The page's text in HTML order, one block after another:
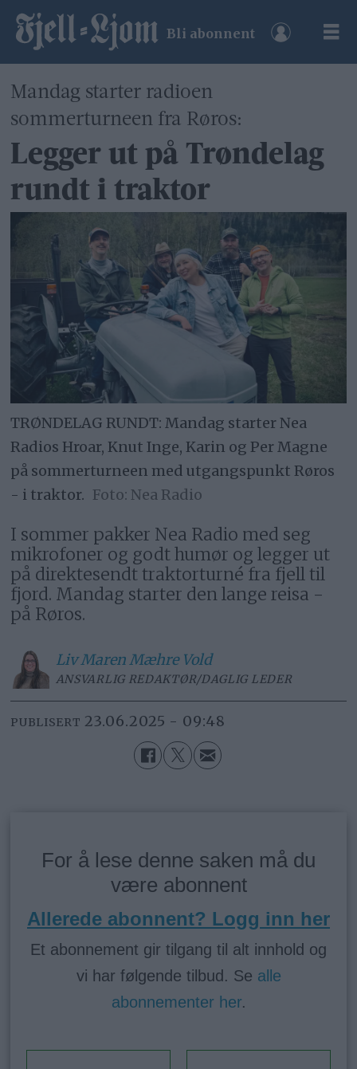
Bli abonnent
Mandag starter radioen
sommerturneen fra Røros:
Legger ut på Trøndelag
rundt i traktor
TRØNDELAG RUNDT: Mandag starter Nea
Radios Hroar, Knut Inge, Karin og Per Magne
på sommerturneen med utgangspunkt Røros
- i traktor.
Nea Radio
I sommer pakker Nea Radio med seg
mikrofoner og godt humør og legger ut
på direktesendt traktorturné fra fjell til
fjord. Mandag starter den lange reisa -
på Røros.
Liv MarenMæhre Vold
ANSVARLIG REDAKTØR/DAGLIG LEDER
PUBLISERT 23.06.2025 - 09:48
For å lese denne saken må du
være abonnent
Allerede abonnent? Logg inn her
Et abonnement gir tilgang til alt innhold og
vi har følgende tilbud. Se alle
abonnementer her.